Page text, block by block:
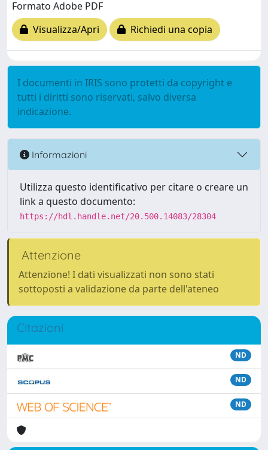
Formato Adobe PDF
Visualizza/Apri
Richiedi una copia
I documenti in IRIS sono protetti da copyright e
tutti i diritti sono riservati, salvo diversa
indicazione.
Informazioni
Utilizza questo identificativo per citare o creare un
link a questo documento:
https://hdl.handle.net/20.500.14083/28304
Attenzione
Attenzione! I dati visualizzati non sono stati
sottoposti a validazione da parte dell'ateneo
Citazioni
ND
ND
ND